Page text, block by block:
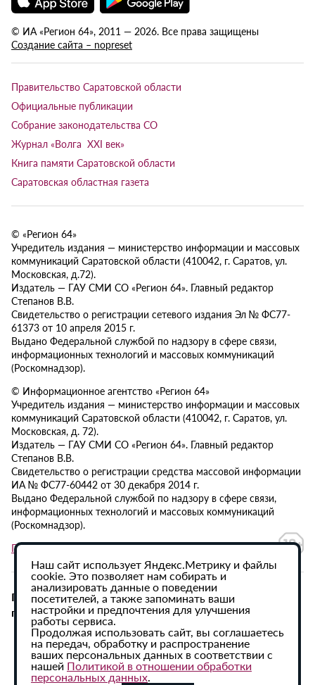
© ИА «Регион 64», 2011 — 2026. Все права защищены
Создание сайта – nopreset
Правительство Саратовской области
Официальные публикации
Собрание законодательства СО
Журнал «Волга XXI век»
Книга памяти Саратовской области
Саратовская областная газета
© «Регион 64»
Учредитель издания — министерство информации и массовых
коммуникаций Саратовской области (410042, г. Саратов, ул.
Московская, д.72).
Издатель — ГАУ СМИ СО «Регион 64». Главный редактор
Степанов В.В.
Свидетельство о регистрации сетевого издания Эл № ФС77-
61373 от 10 апреля 2015 г.
Выдано Федеральной службой по надзору в сфере связи,
информационных технологий и массовых коммуникаций
(Роскомнадзор).
© Информационное агентство «Регион 64»
Учредитель издания — министерство информации и массовых
коммуникаций Саратовской области (410042, г. Саратов, ул.
Московская, д. 72).
Издатель — ГАУ СМИ СО «Регион 64». Главный редактор
Степанов В.В.
Свидетельство о регистрации средства массовой информации
ИА № ФС77-60442 от 30 декабря 2014 г.
Выдано Федеральной службой по надзору в сфере связи,
информационных технологий и массовых коммуникаций
(Роскомнадзор).
Политика в отношении обработки персональных данных
При использовании материалов сайта активная
гиперссылка на ИА «Регион 64» обязательна.
Наш сайт использует Яндекс.Метрику и файлы
cookie. Это позволяет нам собирать и
анализировать данные о поведении
посетителей, а также запоминать ваши
настройки и предпочтения для улучшения
работы сервиса.
Продолжая использовать сайт, вы соглашаетесь
на передач, обработку и распространение
ваших персональных данных в соответствии с
нашей Политикой в отношении обработки
персональных данных.